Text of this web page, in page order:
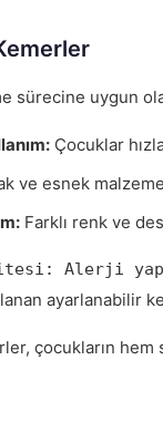
sürecine uygun
Çocuklar
ve esnek
Farklı renk ve
Alerji
ayarlanabilir
çocukların